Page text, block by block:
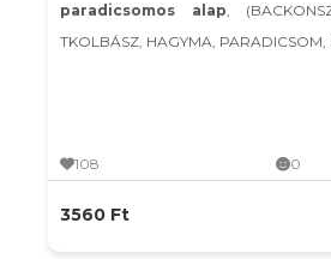
paradicsomos alap,
TKOLBÁSZ, HAGYMA, PARADICSOM,
108 0
3560 Ft